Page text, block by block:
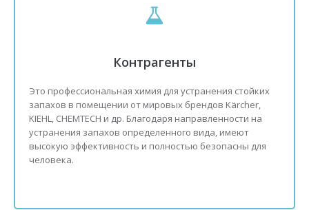
Контрагенты
Это профессиональная химия для устранения стойких
запахов в помещении от мировых брендов Kärcher,
KIEHL, CHEMTECH и др. Благодаря направленности на
устранения запахов определенного вида, имеют
высокую эффективность и полностью безопасны для
человека.